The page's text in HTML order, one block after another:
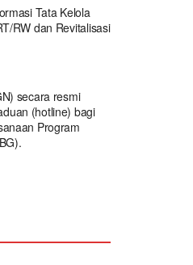
Tata Kelola
RW dan Revitalisasi
secara resmi
(hotline) bagi
Program